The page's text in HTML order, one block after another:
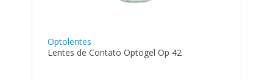
Optolentes
Lentes de Contato Optogel Op 42